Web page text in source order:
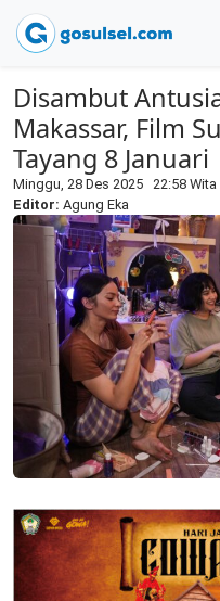
Disambut
Makassar, Film
Tayang 8 Januari
Minggu, 28 Des 2025 22:58 Wita
Editor: Agung Eka